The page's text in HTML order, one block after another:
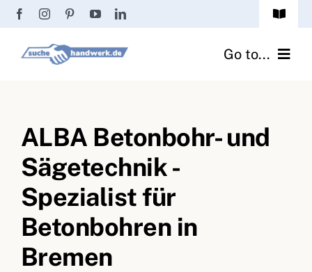
Zum
springen
Toggle
Passwort vergessen? Go to...
Fliesenrechner
Handwerker Ratgeber
Wir über uns
ALBA Betonbohr- und
Sägetechnik -
Spezialist für
Betonbohren in
Bremen